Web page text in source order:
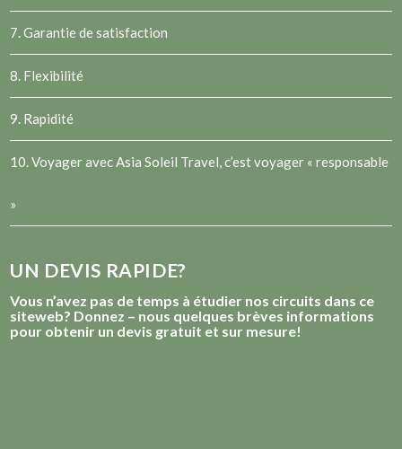
7. Garantie de satisfaction
8. Flexibilité
9. Rapidité
10. Voyager avec Asia Soleil Travel, c’est voyager « responsable
»
UN DEVIS RAPIDE?
Vous n’avez pas de temps à étudier nos circuits dans ce
siteweb? Donnez – nous quelques brèves informations
pour obtenir un devis gratuit et sur mesure!